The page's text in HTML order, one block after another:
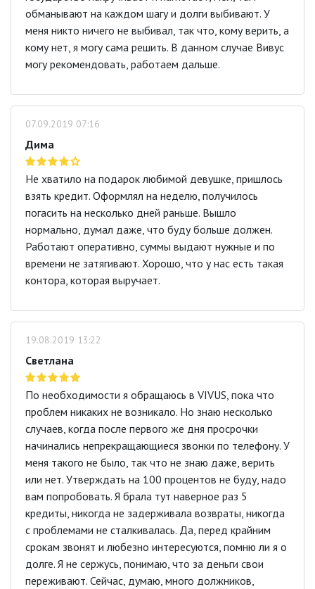
обманывают на каждом шагу и долги выбивают. У
меня никто ничего не выбивал, так что, кому верить, а
кому нет, я могу сама решить. В данном случае Вивус
могу рекомендовать, работаем дальше.
07.09.2019 07:16
Дима
Не хватило на подарок любимой девушке, пришлось
взять кредит. Оформлял на неделю, получилось
погасить на несколько дней раньше. Вышло
нормально, думал даже, что буду больше должен.
Работают оперативно, суммы выдают нужные и по
времени не затягивают. Хорошо, что у нас есть такая
контора, которая выручает.
19.08.2019 13:22
Светлана
По необходимости я обращаюсь в VIVUS, пока что
проблем никаких не возникало. Но знаю несколько
случаев, когда после первого же дня просрочки
начинались непрекращающиеся звонки по телефону. У
меня такого не было, так что не знаю даже, верить
или нет. Утверждать на 100 процентов не буду, надо
вам попробовать. Я брала тут наверное раз 5
кредиты, никогда не задерживала возвраты, никогда
с проблемами не сталкивалась. Да, перед крайним
срокам звонят и любезно интересуются, помню ли я о
долге. Я не сержусь, понимаю, что за деньги свои
переживают. Сейчас, думаю, много должников,